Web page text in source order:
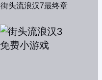
街头流浪汉7最终章